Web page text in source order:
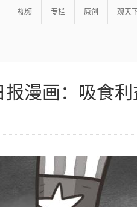
视频 专栏 原创 观天
报漫画：吸食利